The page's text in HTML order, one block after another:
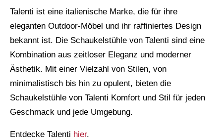
Talenti ist eine italienische Marke, die für ihre
eleganten Outdoor-Möbel und ihr raffiniertes Design
bekannt ist. Die Schaukelstühle von Talenti sind eine
Kombination aus zeitloser Eleganz und moderner
Ästhetik. Mit einer Vielzahl von Stilen, von
minimalistisch bis hin zu opulent, bieten die
Schaukelstühle von Talenti Komfort und Stil für jeden
Geschmack und jede Umgebung.
Entdecke Talenti hier.